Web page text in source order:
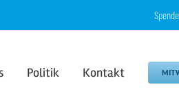
Politik Kontakt